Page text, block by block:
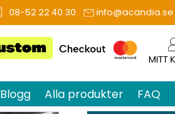
08-52 22 40 30 info@acandia.se
MITT
Blogg Alla produkter FAQ